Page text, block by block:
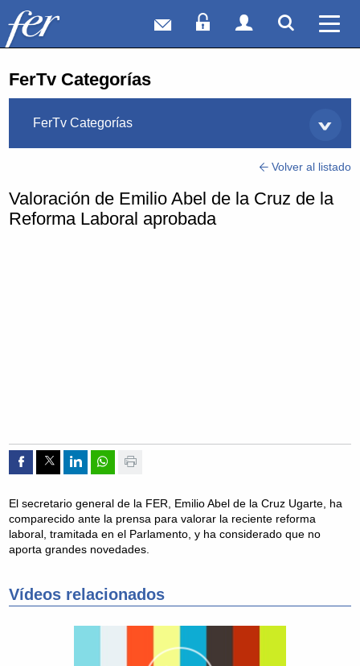
Correo webAcceso Socios
Acceso
FerTv Categorías
FerTv Categorías
Volver al listado
Valoración de Emilio Abel de la Cruz de la
Reforma Laboral aprobada
Compartir por Facebook
Compartir por Twitter
Compartir por Linkedin
Compartir por whatsapp
Imprimir
El secretario general de la FER, Emilio Abel de la Cruz Ugarte, ha
comparecido ante la prensa para valorar la reciente reforma
laboral, tramitada en el Parlamento, y ha considerado que no
aporta grandes novedades.
Vídeos relacionados